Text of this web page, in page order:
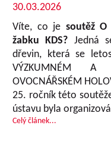
30.03.2026
Víte, co je soutěž O
žabku KDS? Jedná
dřevin, která se
VÝZKUMNÉM A
OVOCNÁŘSKÉM
25. ročník této
ústavu byla
Celý článek...